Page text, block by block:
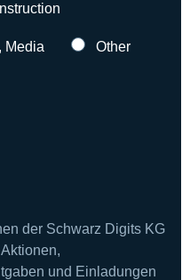
Media Other
der Schwarz Digits KG
und Einladungen